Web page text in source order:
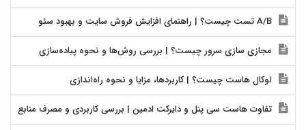
مجازی سازی سرور چیست؟ | بررسی روش‌ها و نحوه پیاده‌سازی
لوکال هاست چیست؟ | کاربردها، مزایا و نحوه راه‌اندازی
تفاوت هاست سی پنل و دایرکت ادمین | بررسی کاربردی و مصرف منابع